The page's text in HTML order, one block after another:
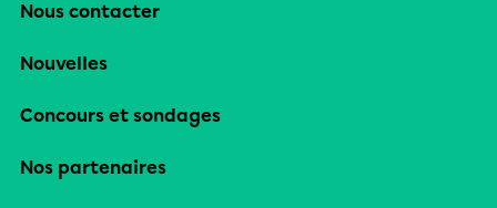
Nous contacter
Nouvelles
Concours et sondages
Nos partenaires